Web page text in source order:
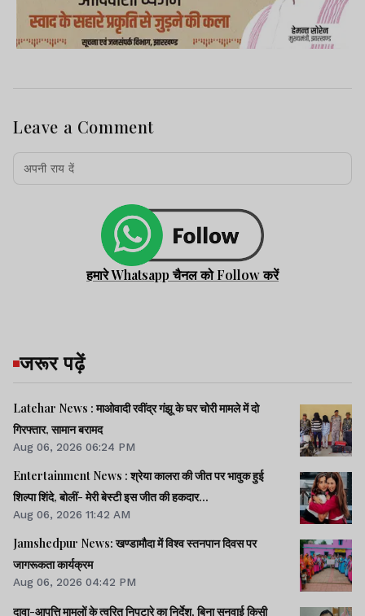
Leave a Comment
हमारे Whatsapp चैनल को Follow करें
जरूर पढ़ें
Latehar News : माओवादी रवींद्र गंझू के घर चोरी मामले में दो
गिरफ्तार, सामान बरामद
Aug 06, 2026 06:24 PM
Entertainment News : श्रेया कालरा की जीत पर भावुक हुई
शिल्पा शिंदे, बोलीं- मेरी बेस्टी इस जीत की हकदार...
Aug 06, 2026 11:42 AM
Jamshedpur News: खण्डामौदा में विश्व स्तनपान दिवस पर
जागरूकता कार्यक्रम
Aug 06, 2026 04:42 PM
दावा-आपत्ति मामलों के त्वरित निपटारे का निर्देश, बिना सुनवाई किसी